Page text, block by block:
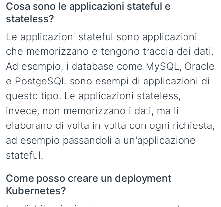
Cosa sono le applicazioni stateful e
stateless?
Le applicazioni stateful sono applicazioni
che memorizzano e tengono traccia dei dati.
Ad esempio, i database come MySQL, Oracle
e PostgeSQL sono esempi di applicazioni di
questo tipo. Le applicazioni stateless,
invece, non memorizzano i dati, ma li
elaborano di volta in volta con ogni richiesta,
ad esempio passandoli a un'applicazione
stateful.
Come posso creare un deployment
Kubernetes?